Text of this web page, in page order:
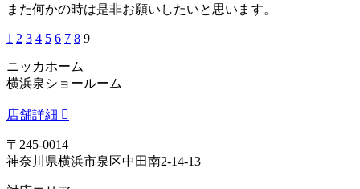
また何かの時は是非お願いしたいと思います。
1 2 3 4 5 6 7 8 9
ニッカホーム
横浜泉ショールーム
店舗詳細
〒245-0014
神奈川県横浜市泉区中田南2-14-13